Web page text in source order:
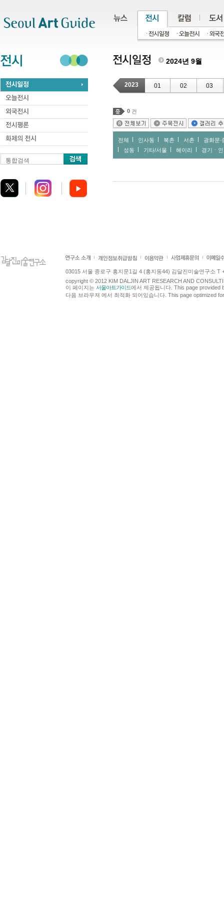
통합검색
2024년 9월
2023 01 02 03
0 건
전체 인사동 북촌 서촌
광화문∙
성동
기타/서울 헤이리 경기ㆍ
03015 서울 종로구 홍지문1길 4 (홍지동44) 김달진미술연구소 T
copyright © 2012 KIM DALJIN ART RESEARCH AND
이 페이지는 서울아트가이드에서 제공됩니다. This page provided
다음 브라우져 에서 최적화 되어있습니다. This page optimized